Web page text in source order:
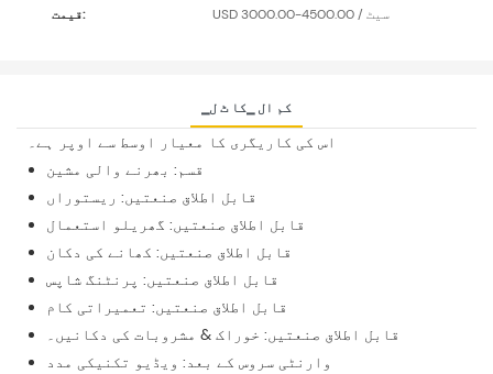
قیمت:
USD 3000.00-4500.00 / سیٹ
▁کم ال ▁کا ٹ ل
اس کی کاریگری کا معیار اوسط سے اوپر ہے۔
قسم: بھرنے والی مشین
قابل اطلاق صنعتیں: ریستوراں
قابل اطلاق صنعتیں: گھریلو استعمال
قابل اطلاق صنعتیں: کھانے کی دکان
قابل اطلاق صنعتیں: پرنٹنگ شاپس
قابل اطلاق صنعتیں: خوراک & مشروبات کی دکانیں۔
وارنٹی سروس کے بعد: ویڈیو تکنیکی مدد